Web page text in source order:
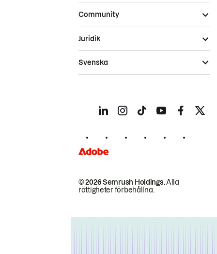
Community
© 2026 Semrush Holdings.Alla
rättigheter förbehållna.
Juridik
Svenska